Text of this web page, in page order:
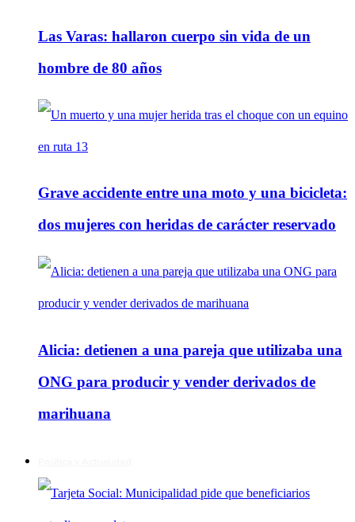
Las Varas: hallaron cuerpo sin vida de un
hombre de 80 años
Grave accidente entre una moto y una bicicleta:
dos mujeres con heridas de carácter reservado
Alicia: detienen a una pareja que utilizaba una
ONG para producir y vender derivados de
marihuana